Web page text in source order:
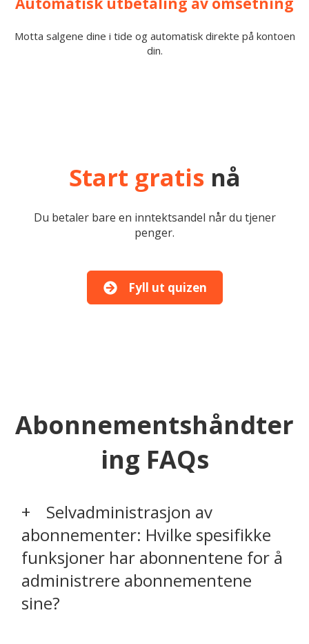
Motta salgene dine i tide og automatisk direkte på kontoen
din.
Start gratisnå
Du betaler bare en inntektsandel når du tjener
penger.
Fyll ut quizen
Abonnementshåndter
ing FAQs
Selvadministrasjon av
abonnementer: Hvilke spesifikke
funksjoner har abonnentene for å
administrere abonnementene
sine?